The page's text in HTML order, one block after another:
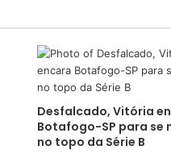
Desfalcado, Vitória
Botafogo-SP para se
no topo da Série B